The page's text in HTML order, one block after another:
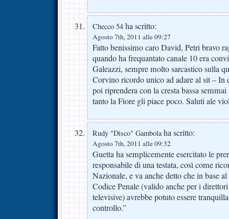
Checco 54 ha scritto:
Agosto 7th, 2011 alle 09:27
Fatto benissimo caro David, Petri bravo
quando ha frequantato canale 10 era
Galeazzi, sempre molto sarcastico sulla
Corvino ricordo unico ad adare al sit – In
poi riprendera con la cresta bassa
tanto la Fiore gli piace poco. Saluti ale
Rudy "Disco" Gambolaha scritto:
Agosto 7th, 2011 alle 09:32
Guetta ha semplicemente esercitato le
responsabile di una testata, così come
Nazionale, e va anche detto che in base
Codice Penale (valido anche per i
televisive) avrebbe potuto essere
controllo.”